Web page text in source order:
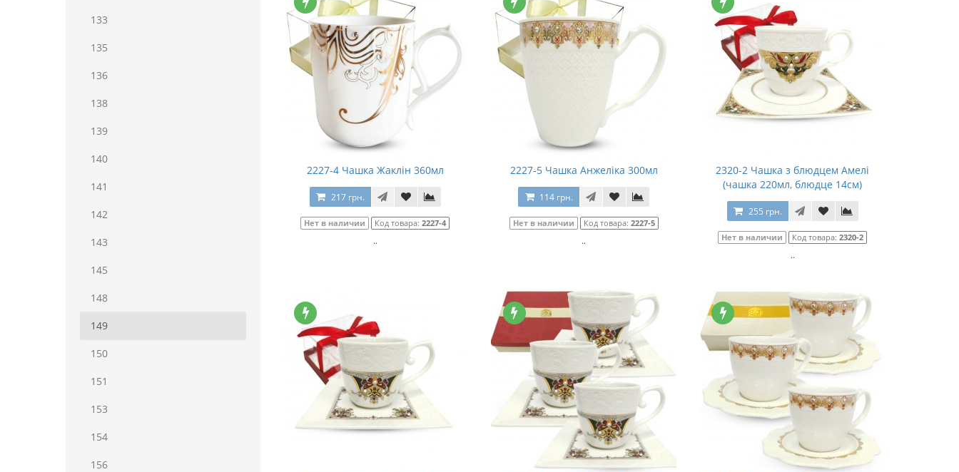
133
135
136
138
139
140
141
142
143
145
148
149
150
151
153
154
156
2227-4 Чашка Жаклін 360мл
217 грн.
Нет в наличии Код товара:2227-4
..
2227-5 Чашка Анжеліка 300мл
114 грн.
Нет в наличии Код товара: 2227-5
..
2320-2 Чашка з блюдцем Амелі
(чашка 220мл, блюдце 14см)
255 грн.
Нет в наличии Код товара:2320-2
..